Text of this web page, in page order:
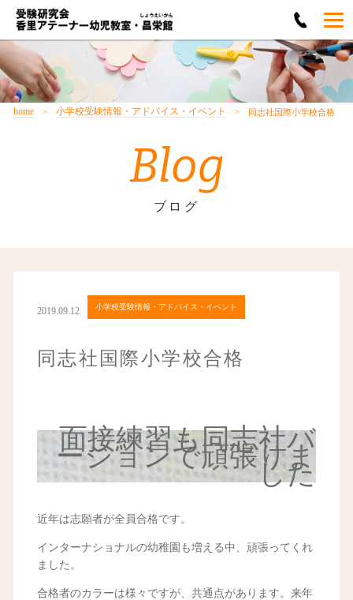
home 小学校受験情報・アドバイス・イベント 同志社国際小学校合格
Blog
ブログ
2019.09.12 小学校受験情報・アドバイス・イベント
同志社国際小学校合格
面接練習も同志社バ
ージョンで頑張りま
した
近年は志願者が全員合格です。
インターナショナルの幼稚園も増える中、頑張ってくれ
ました。
合格者のカラーは様々ですが、共通点があります。来年